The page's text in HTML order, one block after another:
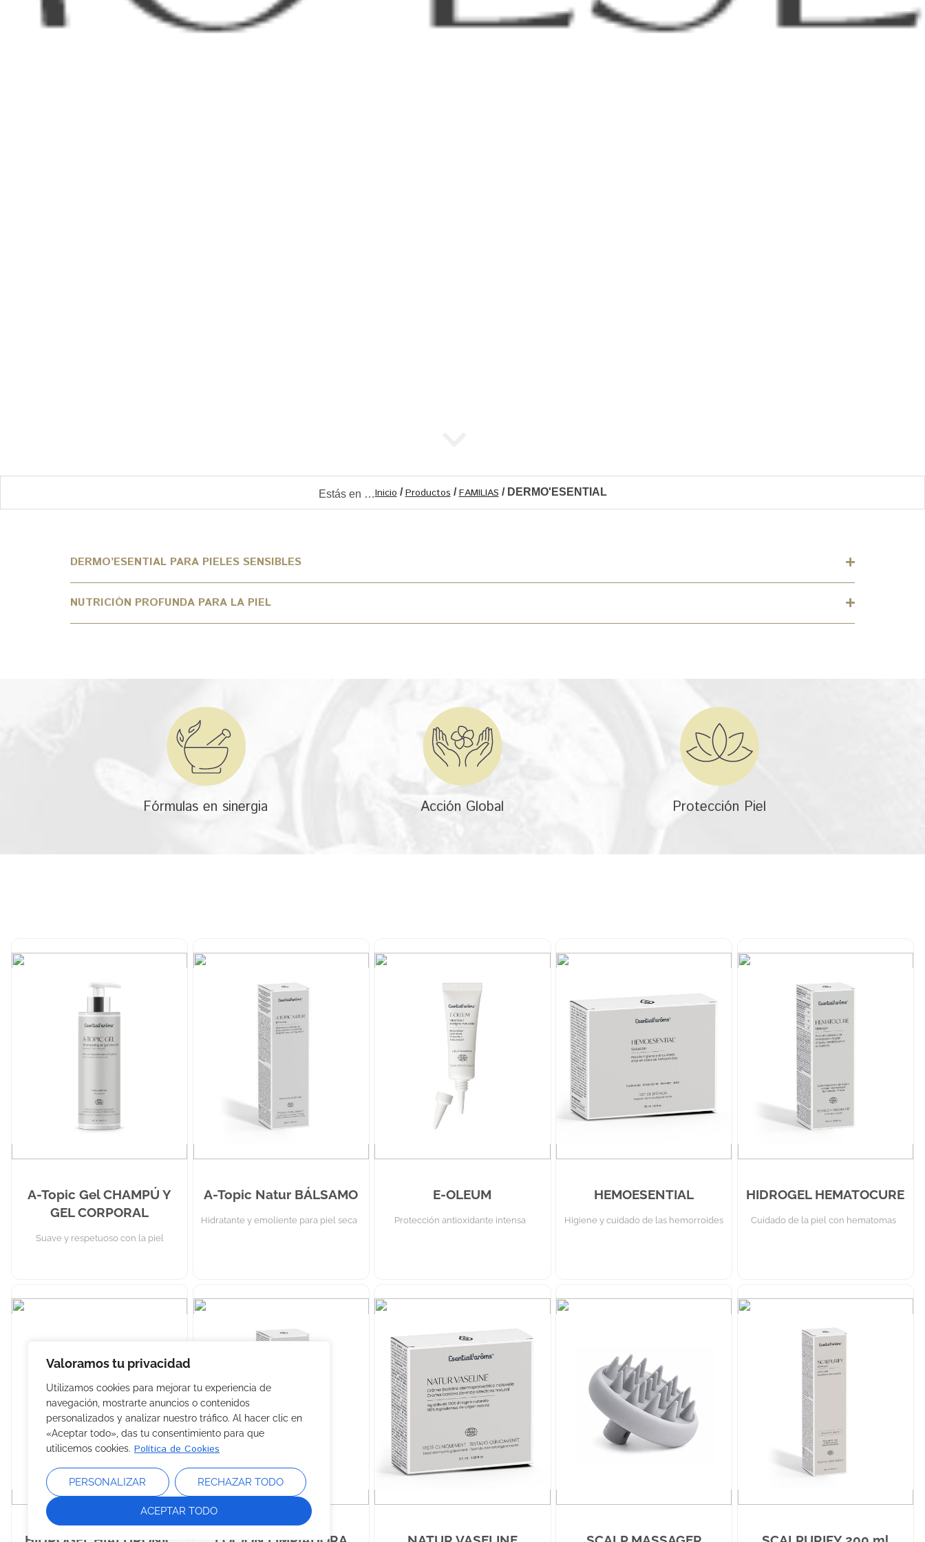
Valoramos tu privacidad
Utilizamos cookies para mejorar tu experiencia de
navegación, mostrarte anuncios o contenidos
personalizados y analizar nuestro tráfico. Al hacer clic en
«Aceptar todo», das tu consentimiento para que
utilicemos cookies. Política de Cookies
PERSONALIZAR RECHAZAR TODO
ACEPTAR TODO
Estás en …Inicio /Productos /FAMILIAS / DERMO'ESENTIAL
DERMO’ESENTIAL PARA PIELES SENSIBLES
NUTRICIÓN PROFUNDA PARA LA PIEL
Fórmulas en sinergia Acción Global Protección Piel
A-Topic Gel CHAMPÚ Y
GEL CORPORAL
Suave y respetuoso con la piel
A-Topic Natur BÁLSAMO
Hidratante y emoliente para piel seca
E-OLEUM
Protección antioxidante intensa
HEMOESENTIAL
Higiene y cuidado de las hemorroides
HIDROGEL HEMATOCURE
Cuidado de la piel con hematomas